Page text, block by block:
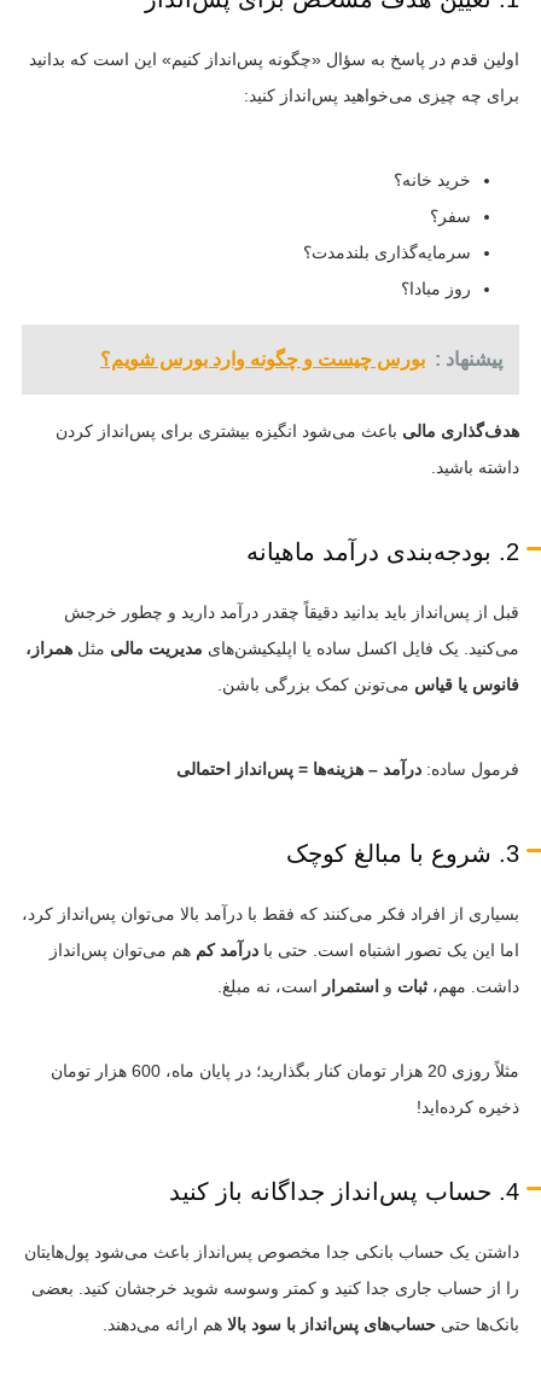
اولین قدم در پاسخ به سؤال «چگونه پس‌انداز کنیم» این است که بدانید
برای چه چیزی می‌خواهید پس‌انداز کنید:
خرید خانه؟
سفر؟
سرمایه‌گذاری بلندمدت؟
روز مبادا؟
پیشنهاد : بورس چیست و چگونه وارد بورس شویم؟
هدف‌گذاری مالی باعث می‌شود انگیزه بیشتری برای پس‌انداز کردن
داشته باشید.
2. بودجه‌بندی درآمد ماهیانه
قبل از پس‌انداز باید بدانید دقیقاً چقدر درآمد دارید و چطور خرجش
می‌کنید. یک فایل اکسل ساده یا اپلیکیشن‌های مدیریت مالی مثل همراز،
فانوس یا قیاس می‌تونن کمک بزرگی باشن.
فرمول ساده: درآمد – هزینه‌ها = پس‌انداز احتمالی
3. شروع با مبالغ کوچک
بسیاری از افراد فکر می‌کنند که فقط با درآمد بالا می‌توان پس‌انداز کرد،
اما این یک تصور اشتباه است. حتی با درآمد کم هم می‌توان پس‌انداز
داشت. مهم، ثبات و استمرار است، نه مبلغ.
مثلاً روزی 20 هزار تومان کنار بگذارید؛ در پایان ماه، 600 هزار تومان
ذخیره کرده‌اید!
4. حساب پس‌انداز جداگانه باز کنید
داشتن یک حساب بانکی جدا مخصوص پس‌انداز باعث می‌شود پول‌هایتان
را از حساب جاری جدا کنید و کمتر وسوسه شوید خرجشان کنید. بعضی
بانک‌ها حتی حساب‌های پس‌انداز با سود بالا هم ارائه می‌دهند.